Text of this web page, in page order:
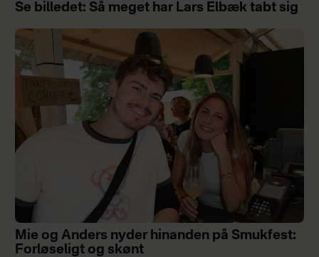
Se billedet: Så meget har Lars Elbæk tabt sig
Mie og Anders nyder hinanden på Smukfest:
Forløseligt og skønt